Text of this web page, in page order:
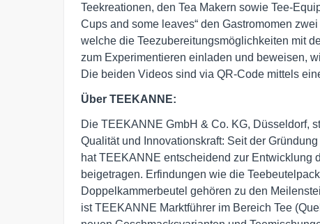
Teekreationen, den Tea Makern sowie Tee-
Cups and some leaves“ den Gastromomen
welche die Teezubereitungsmöglichkeiten mit
zum Experimentieren einladen und beweisen,
Die beiden Videos sind via QR-Code mittels
Über TEEKANNE:
Die TEEKANNE GmbH & Co. KG, Düsseldorf,
Qualität und Innovationskraft: Seit der
hat TEEKANNE entscheidend zur Entwicklung
beigetragen. Erfindungen wie die
Doppelkammerbeutel gehören zu den
ist TEEKANNE Marktführer im Bereich Tee